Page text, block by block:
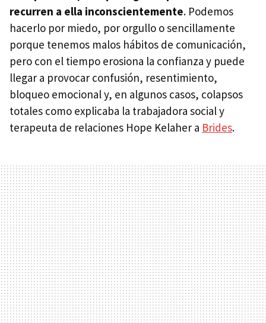
recurren a ella inconscientemente. Podemos
hacerlo por miedo, por orgullo o sencillamente
porque tenemos malos hábitos de comunicación,
pero con el tiempo erosiona la confianza y puede
llegar a provocar confusión, resentimiento,
bloqueo emocional y, en algunos casos, colapsos
totales como explicaba la trabajadora social y
terapeuta de relaciones Hope Kelaher a Brides.